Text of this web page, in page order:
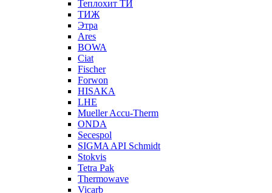
Теплохит ТИ
ТИЖ
Этра
Ares
BOWA
Ciat
Fischer
Forwon
HISAKA
LHE
Mueller Accu-Therm
ONDA
Secespol
SIGMA API Schmidt
Stokvis
Tetra Pak
Thermowave
Vicarb